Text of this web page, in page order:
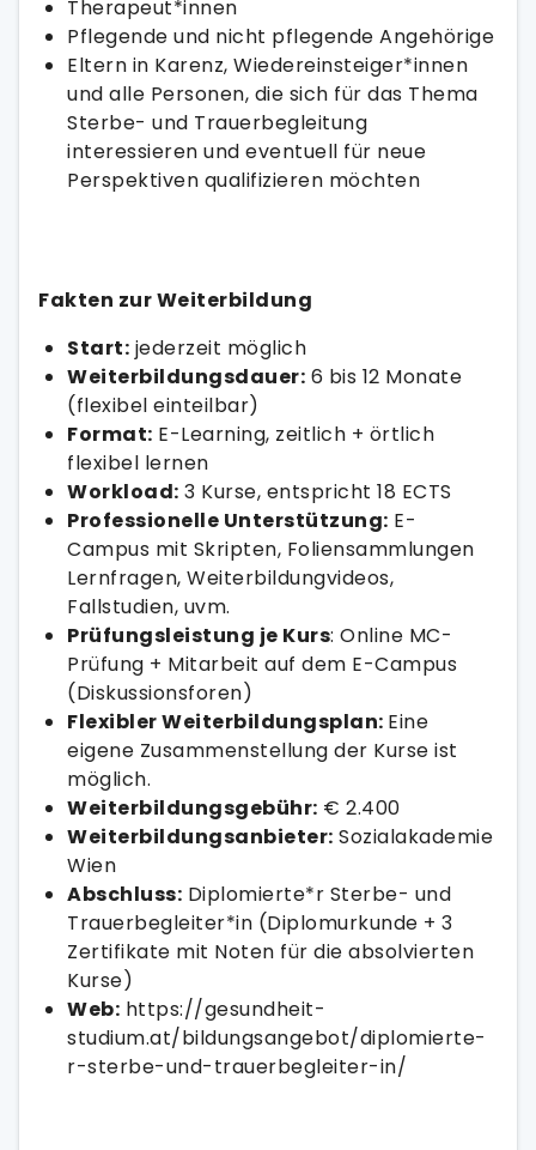
Therapeut*innen
Pflegende und nicht pflegende Angehörige
Eltern in Karenz, Wiedereinsteiger*innen
und alle Personen, die sich für das Thema
Sterbe- und Trauerbegleitung
interessieren und eventuell für neue
Perspektiven qualifizieren möchten
Fakten zur Weiterbildung
Start: jederzeit möglich
Weiterbildungsdauer: 6 bis 12 Monate
(flexibel einteilbar)
Format: E-Learning, zeitlich + örtlich
flexibel lernen
Workload: 3 Kurse, entspricht 18 ECTS
Professionelle Unterstützung: E-
Campus mit Skripten, Foliensammlungen
Lernfragen, Weiterbildungvideos,
Fallstudien, uvm.
Prüfungsleistung je Kurs: Online MC-
Prüfung + Mitarbeit auf dem E-Campus
(Diskussionsforen)
Flexibler Weiterbildungsplan: Eine
eigene Zusammenstellung der Kurse ist
möglich.
Weiterbildungsgebühr: € 2.400
Weiterbildungsanbieter: Sozialakademie
Wien
Abschluss: Diplomierte*r Sterbe- und
Trauerbegleiter*in (Diplomurkunde + 3
Zertifikate mit Noten für die absolvierten
Kurse)
Web: https://gesundheit-
studium.at/bildungsangebot/diplomierte-
r-sterbe-und-trauerbegleiter-in/